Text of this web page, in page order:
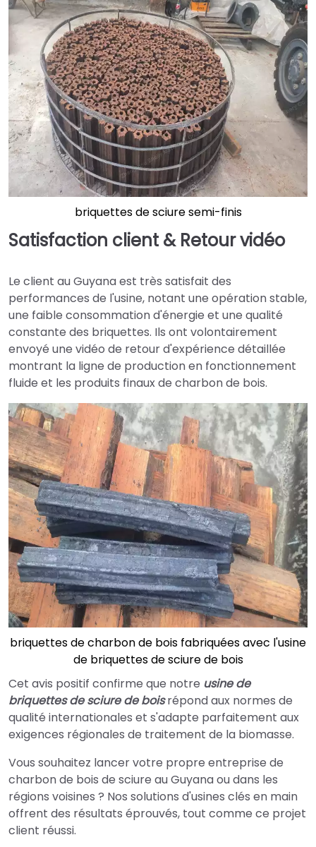
briquettes de sciure semi-finis
Satisfaction client & Retour vidéo
Le client au Guyana est très satisfait des
performances de l'usine, notant une opération stable,
une faible consommation d'énergie et une qualité
constante des briquettes. Ils ont volontairement
envoyé une vidéo de retour d'expérience détaillée
montrant la ligne de production en fonctionnement
fluide et les produits finaux de charbon de bois.
briquettes de charbon de bois fabriquées avec l'usine
de briquettes de sciure de bois
Cet avis positif confirme que notre usine de
briquettes de sciure de boisrépond aux normes de
qualité internationales et s'adapte parfaitement aux
exigences régionales de traitement de la biomasse.
Vous souhaitez lancer votre propre entreprise de
charbon de bois de sciure au Guyana ou dans les
régions voisines ? Nos solutions d'usines clés en main
offrent des résultats éprouvés, tout comme ce projet
client réussi.